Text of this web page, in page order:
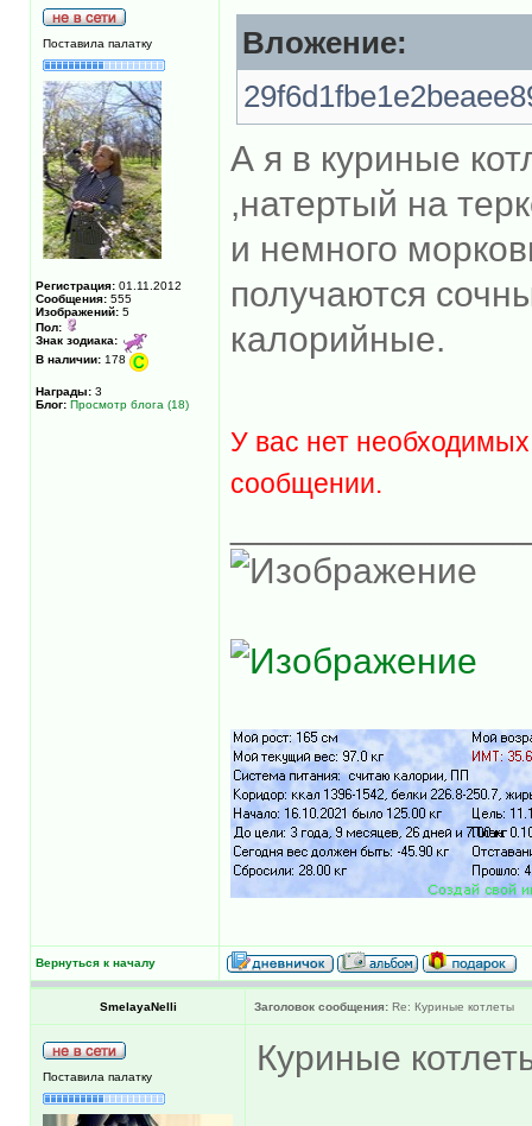
Поставила палатку
Регистрация: 01.11.2012
Сообщения: 555
Изображений: 5
Пол:
Знак зодиака:
В наличии: 178
Награды: 3
Блог: Просмотр блога (18)
Вложение:
А я в куриные
,натертый на
и немного
получаются
калорийные.
У вас нет
сообщении.
Вернуться к началу
SmelayaNelli Заголовок сообщения: Re: Куриные котлеты
Поставила палатку Куриные